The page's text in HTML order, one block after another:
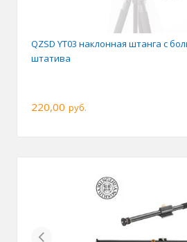
QZSD YT03 наклонная штанга с
штатива
220,00 руб.
Previous